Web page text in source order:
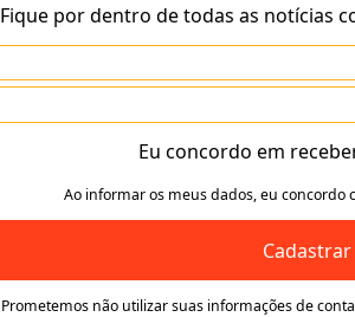
Fique por dentro de todas as notícias
Eu concordo em
Ao informar os meus dados, eu concordo
Cadastrar
Prometemos não utilizar suas informações de